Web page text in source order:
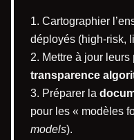
Cartographier
déployés (high-risk,
Mettre à jour leurs
transparence
Préparer la
pour les « modèles
models).